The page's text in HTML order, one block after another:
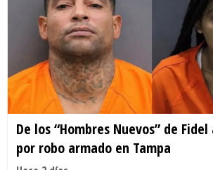
De los “Hombres Nuevos” de
por robo armado en Tampa